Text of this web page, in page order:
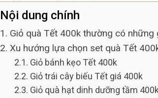
Nội dung chính
1. Giỏ quà Tết 400k thường có những
2. Xu hướng lựa chọn set quà Tết
2.1. Giỏ bánh kẹo Tết 400k
2.2. Giỏ trái cây biếu Tết giá 400k
2.3. Giỏ quà hạt dinh dưỡng tầm 400k